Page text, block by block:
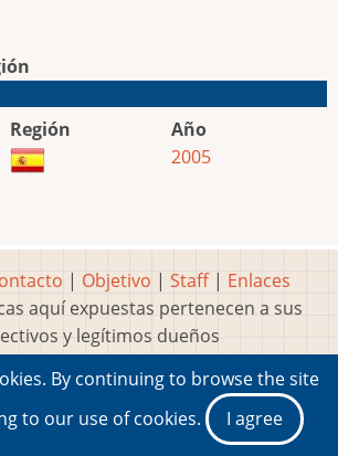
Región
Año
2005
| Objetivo | Staff| Enlaces
aquí expuestas pertenecen a sus
y legítimos dueños
Museo del Videojuego®
By continuing to browse the site
to our use of cookies.
I agree